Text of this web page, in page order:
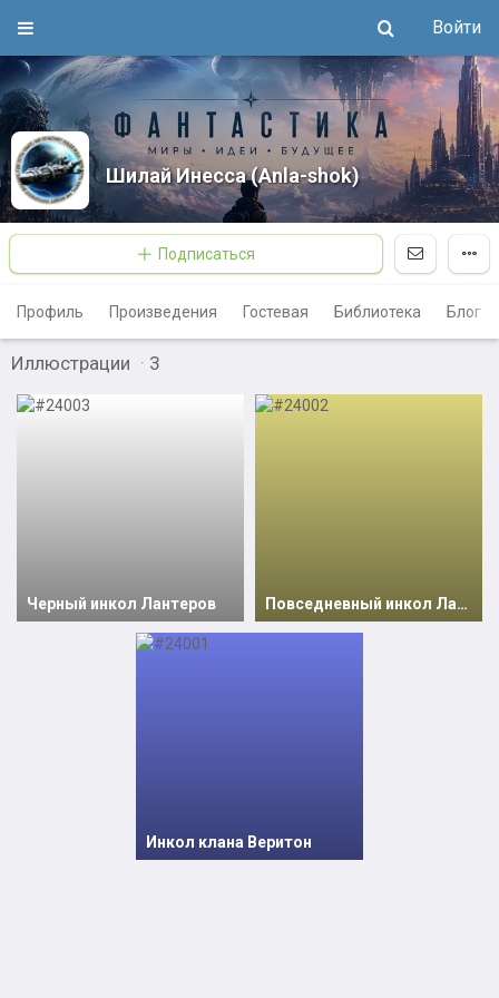
Войти
Шилай Инесса (Anla-shok)
Подписаться
Профиль Произведения Гостевая Библиотека Блог
Иллюстрации · 3
Черный инкол Лантеров Повседневный инкол Лантеров
Инкол клана Веритон